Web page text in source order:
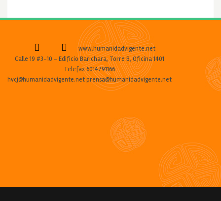
www.humanidadvigente.net
Calle 19 #3-10 - Edificio Barichara, Torre B, Oficina 1401
Telefax 6014791166
hvcj@humanidadvigente.net prensa@humanidadvigente.net